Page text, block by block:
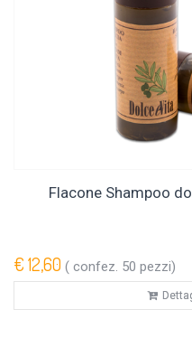
Flacone Shampoo
€ 12,60 ( confez. 50 pezzi)